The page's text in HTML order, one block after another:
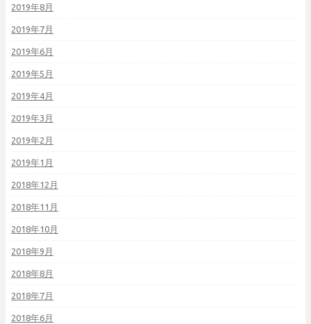
2019年8月
2019年7月
2019年6月
2019年5月
2019年4月
2019年3月
2019年2月
2019年1月
2018年12月
2018年11月
2018年10月
2018年9月
2018年8月
2018年7月
2018年6月